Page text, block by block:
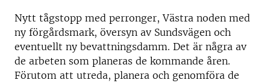
Nytt tågstopp med perronger, Västra noden med
ny förgårdsmark, översyn av Sundsvägen och
eventuellt ny bevattningsdamm. Det är några av
de arbeten som planeras de kommande åren.
Förutom att utreda, planera och genomföra de